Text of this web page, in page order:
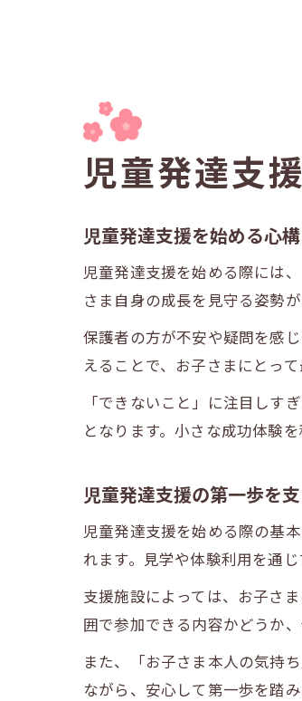
児童発達支
児童発達支援を始める心
児童発達支援を始める際には
さま自身の成長を見守る姿勢
保護者の方が不安や疑問を感
えることで、お子さまにとっ
「できないこと」に注目しす
となります。小さな成功体験
児童発達支援の第一歩を
児童発達支援を始める際の基
れます。見学や体験利用を通
支援施設によっては、お子さ
囲で参加できる内容かどうか
また、「お子さま本人の気持
ながら、安心して第一歩を踏